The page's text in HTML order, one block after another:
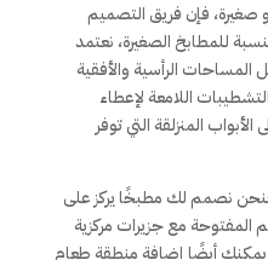
فإن فريق التصميم
للمطابخ الصغيرة، نعتمد
الرأسية والأفقية
اللامعة لإعطاء
المنزلقة التي توفر
نصمم لك مطبخًا يركز على
المفتوحة مع جزيرات مركزية
أيضًا إضافة منطقة طعام